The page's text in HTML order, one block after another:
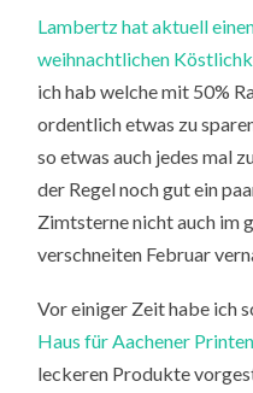
Lambertz hat aktuell
weihnachtlichen
ich hab welche mit 50%
ordentlich etwas zu
so etwas auch jedes mal
der Regel noch gut ein
Zimtsterne nicht auch im
verschneiten Februar
Vor einiger Zeit habe ich
Haus für Aachener
leckeren Produkte